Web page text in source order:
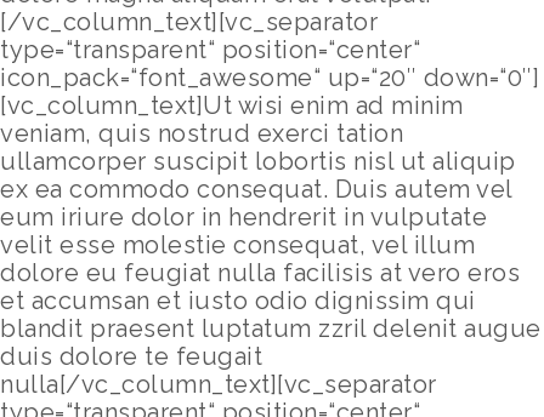
[/vc_column_text][vc_separator
type=“transparent“ position=“center“
icon_pack=“font_awesome“ up=“20″ down=“0″]
[vc_column_text]Ut wisi enim ad minim
veniam, quis nostrud exerci tation
ullamcorper suscipit lobortis nisl ut aliquip
ex ea commodo consequat. Duis autem vel
eum iriure dolor in hendrerit in vulputate
velit esse molestie consequat, vel illum
dolore eu feugiat nulla facilisis at vero eros
et accumsan et iusto odio dignissim qui
blandit praesent luptatum zzril delenit augue
duis dolore te feugait
nulla[/vc_column_text][vc_separator